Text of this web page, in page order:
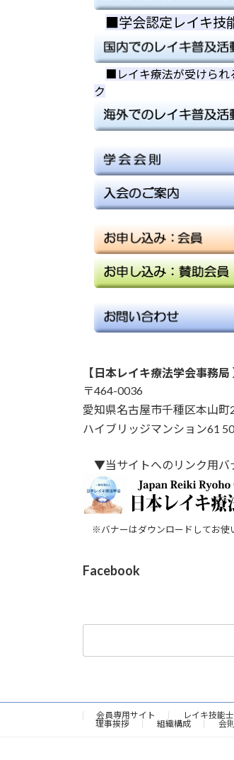
■学会認定レイキ技
■レイキ療法が受けられ
ク
【日本レイキ療法学会事務局
〒464-0036
愛知県名古屋市千種区本山町
ハイブリッジマンション61
▼当サイトへのリンク用バ
※バナーはダウンロードしてお使
Facebook
会員専用サイト レイキ技能
理事挨拶
組織構成 会則